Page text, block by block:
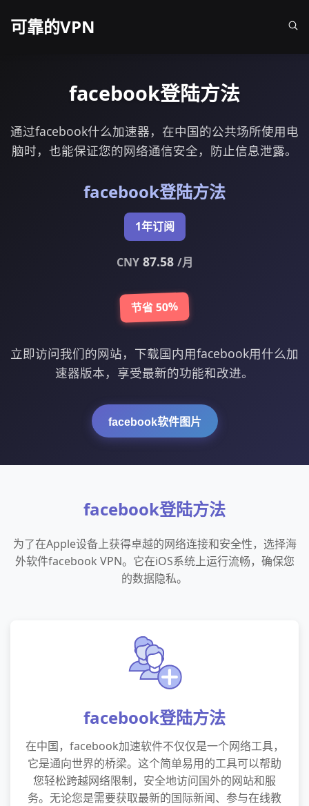
可靠的VPN
facebook登陆方法
通过facebook什么加速器，在中国的公共场所使用电
脑时，也能保证您的网络通信安全，防止信息泄露。
facebook登陆方法
1年订阅
CNY87.58 /月
节省 50%
立即访问我们的网站，下载国内用facebook用什么加
速器版本，享受最新的功能和改进。
facebook软件图片
facebook登陆方法
为了在Apple设备上获得卓越的网络连接和安全性，选择海
外软件facebook VPN。它在iOS系统上运行流畅，确保您
的数据隐私。
facebook登陆方法
在中国，facebook加速软件不仅仅是一个网络工具，
它是通向世界的桥梁。这个简单易用的工具可以帮助
您轻松跨越网络限制，安全地访问国外的网站和服
务。无论您是需要获取最新的国际新闻、参与在线教